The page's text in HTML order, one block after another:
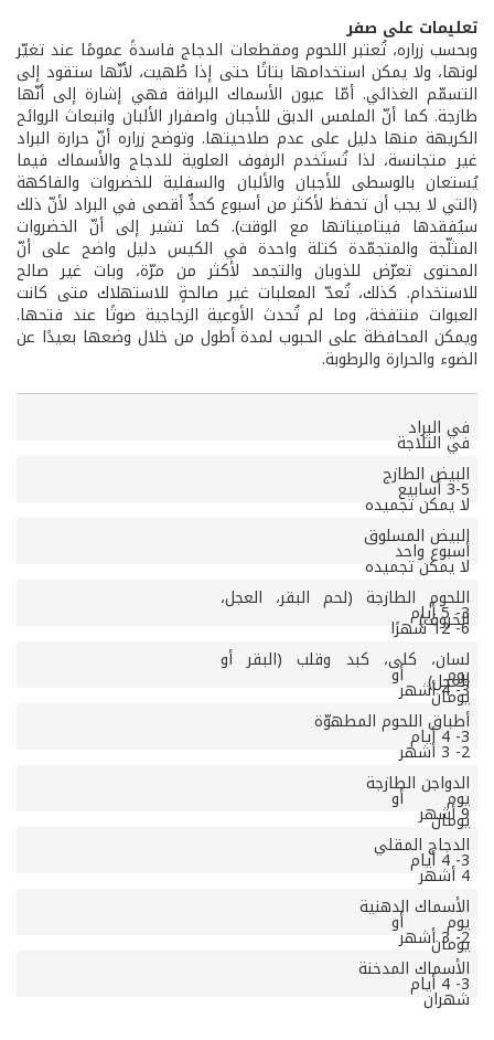
تعليمات على صفر
وبحسب زراره، تُعتبر اللحوم ومقطعات الدجاج فاسدةً عمومًا عند تغيّر
لونها، ولا يمكن استخدامها بتاتًا حتى إذا طُهيت، لأنّها ستقود إلى
التسمّم الغذائي. أمّا عيون الأسماك البراقة فهي إشارة إلى أنّها
طازجة. كما أنّ الملمس الدبق للأجبان واصفرار الألبان وانبعاث الروائح
الكريهة منها دليل على عدم صلاحيتها. وتوضح زراره أنّ حرارة البراد
غير متجانسة، لذا تُستَخدم الرفوف العلوية للدجاج والأسماك فيما
يُستعان بالوسطى للأجبان والألبان والسفلية للخضروات والفاكهة
(التي لا يجب أن تحفظ لأكثر من أسبوع كحدٍّ أقصى في البراد لأنّ ذلك
سيُفقدها فيتاميناتها مع الوقت). كما تشير إلى أنّ الخضروات
المثلّجة والمتجمّدة كتلة واحدة في الكيس دليل واضح على أنّ
المحتوى تعرّض للذوبان والتجمد لأكثر من مرّة، وبات غير صالح
للاستخدام. كذلك، تُعدّ المعلبات غير صالحةٍ للاستهلاك متى كانت
العبوات منتفخة، وما لم تُحدث الأوعية الزجاجية صوتًا عند فتحها.
ويمكن المحافظة على الحبوب لمدة أطول من خلال وضعها بعيدًا عن
الضوء والحرارة والرطوبة.
مدة حفظ المنتجات
في البراد
في الثلاجة
البيض الطازج
3-5 أسابيع
لا يمكن تجميده
البيض المسلوق
أسبوع واحد
لا يمكن تجميده
اللحوم الطازجة (لحم البقر، العجل،
الخروف)
3- 5 أيام
6- 12 شهرًا
لسان، كلى، كبد وقلب (البقر أو
العجل)
يوم أو
يومان
3- 4 أشهر
أطباق اللحوم المطهوّة
3- 4 أيام
2- 3 أشهر
الدواجن الطازجة
يوم أو
يومان
9 أشهر
الدجاج المقلي
3- 4 أيام
4 أشهر
الأسماك الدهنية
يوم أو
يومان
2- 3 أشهر
الأسماك المدخنة
3- 4 أيام
شهران